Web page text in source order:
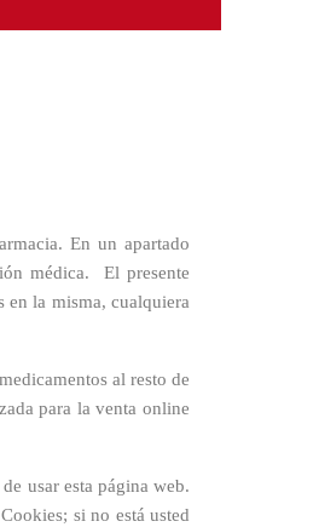
En un apartado
médica. El presente
en la misma, cualquiera
al resto de
para la venta online
usar esta página web.
si no está usted